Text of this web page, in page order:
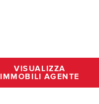
VISUALIZZA
IMMOBILI AGENTE